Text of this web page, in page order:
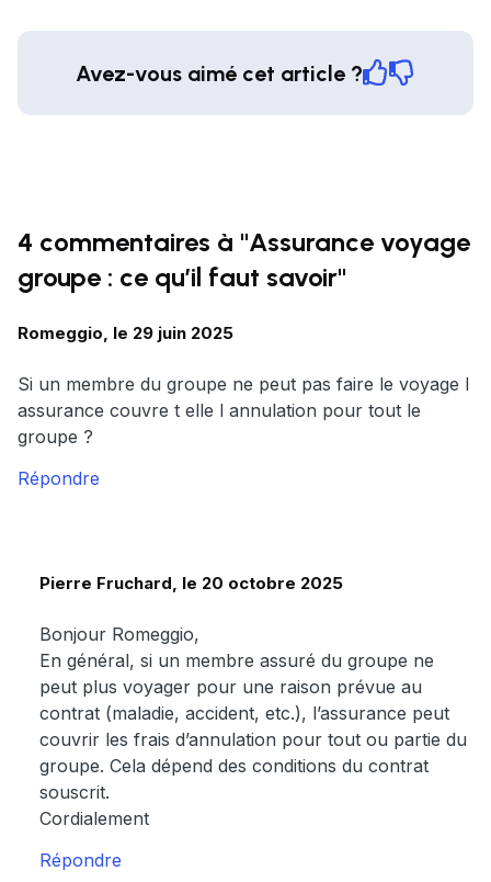
Avez-vous aimé cet article ?
4 commentaires à "Assurance voyage
groupe : ce qu’il faut savoir"
Romeggio, le 29 juin 2025
Si un membre du groupe ne peut pas faire le voyage l
assurance couvre t elle l annulation pour tout le
groupe ?
Répondre
Pierre Fruchard, le 20 octobre 2025
Bonjour Romeggio,
En général, si un membre assuré du groupe ne
peut plus voyager pour une raison prévue au
contrat (maladie, accident, etc.), l’assurance peut
couvrir les frais d’annulation pour tout ou partie du
groupe. Cela dépend des conditions du contrat
souscrit.
Cordialement
Répondre